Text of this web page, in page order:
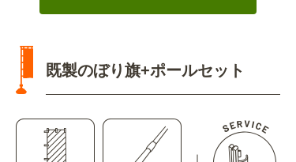
既製のぼり旗+ポールセット